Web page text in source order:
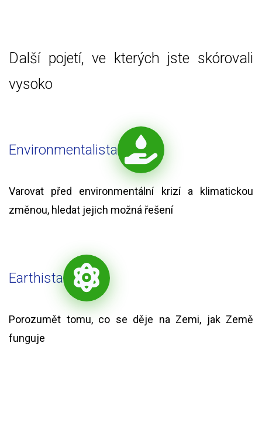
Další pojetí, ve kterých jste skórovali
vysoko
Environmentalista
Varovat před environmentální krizí a klimatickou
změnou, hledat jejich možná řešení
Earthista
Porozumět tomu, co se děje na Zemi, jak Země
funguje